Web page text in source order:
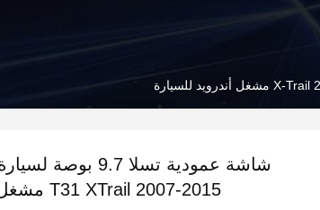
T31 XTrail 2007-2015 مشغل أندرويد للسيارة